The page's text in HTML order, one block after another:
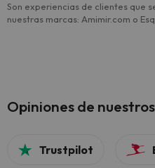
Son experiencias de clientes que
nuestras marcas: Amimir.com o
Opiniones de
Trustpilot